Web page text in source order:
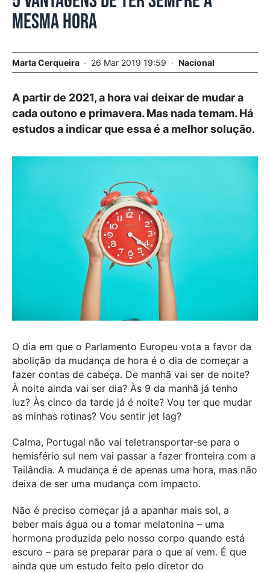
mesma hora
Marta Cerqueira 26 Mar 2019 19:59 Nacional
A partir de 2021, a hora vai deixar de mudar a
cada outono e primavera. Mas nada temam. Há
estudos a indicar que essa é a melhor solução.
O dia em que o Parlamento Europeu vota a favor da
abolição da mudança de hora é o dia de começar a
fazer contas de cabeça. De manhã vai ser de noite?
À noite ainda vai ser dia? Às 9 da manhã já tenho
luz? Às cinco da tarde já é noite? Vou ter que mudar
as minhas rotinas? Vou sentir jet lag?
Calma, Portugal não vai teletransportar-se para o
hemisfério sul nem vai passar a fazer fronteira com a
Tailândia. A mudança é de apenas uma hora, mas não
deixa de ser uma mudança com impacto.
Não é preciso começar já a apanhar mais sol, a
beber mais água ou a tomar melatonina – uma
hormona produzida pelo nosso corpo quando está
escuro – para se preparar para o que aí vem. É que
ainda que um estudo feito pelo diretor do